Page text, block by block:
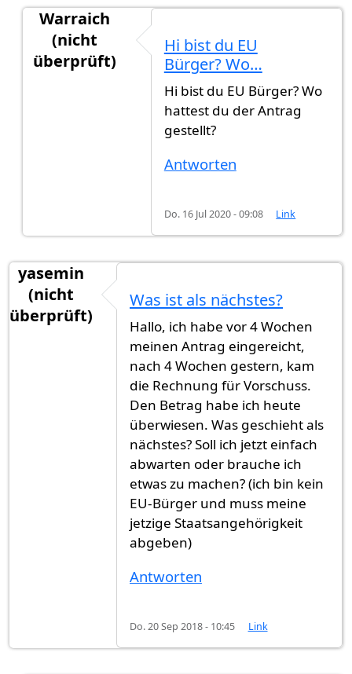
Warraich
(nicht
überprüft)
Hi bist du EU
Bürger? Wo…
Hi bist du EU Bürger? Wo
hattest du der Antrag
gestellt?
Antworten
Do. 16 Jul 2020 - 09:08 Link
yasemin
(nicht
überprüft)
Was ist als nächstes?
Hallo, ich habe vor 4 Wochen
meinen Antrag eingereicht,
nach 4 Wochen gestern, kam
die Rechnung für Vorschuss.
Den Betrag habe ich heute
überwiesen. Was geschieht als
nächstes? Soll ich jetzt einfach
abwarten oder brauche ich
etwas zu machen? (ich bin kein
EU-Bürger und muss meine
jetzige Staatsangehörigkeit
abgeben)
Antworten
Do. 20 Sep 2018 - 10:45 Link